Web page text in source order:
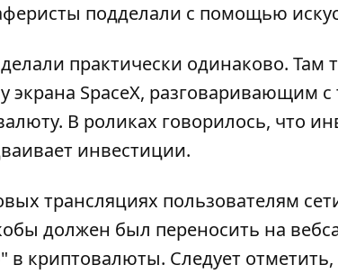
подделали с помощью
практически одинаково. Там
SpaceX, разговаривающим с
В роликах говорилось, что
инвестиции.
трансляциях пользователям
должен был переносить на
криптовалюты. Следует отметить,